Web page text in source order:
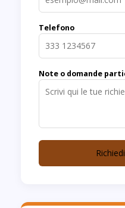
Telefono
Note o domande